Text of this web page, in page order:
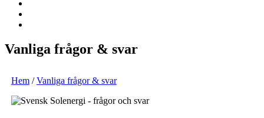
Vanliga frågor & svar
Hem/Vanliga frågor & svar